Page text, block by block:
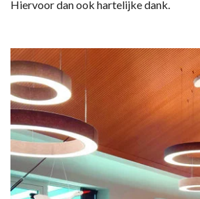
Hiervoor dan ook hartelijke dank.